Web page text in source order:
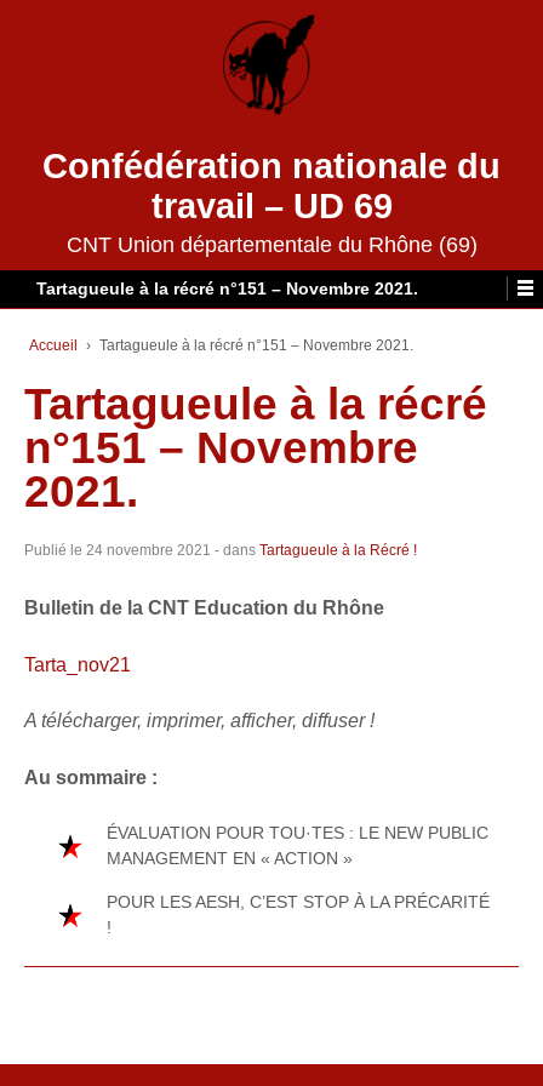
Confédération nationale du
travail – UD 69
CNT Union départementale du Rhône (69)
Tartagueule à la récré n°151 – Novembre 2021.
Accueil › Tartagueule à la récré n°151 – Novembre 2021.
Tartagueule à la récré
n°151 – Novembre
2021.
Publié le 24 novembre 2021 - dans Tartagueule à la Récré !
Bulletin de la CNT Education du Rhône
Tarta_nov21
A télécharger, imprimer, afficher, diffuser !
Au sommaire :
ÉVALUATION POUR TOU·TES : LE NEW PUBLIC
MANAGEMENT EN « ACTION »
POUR LES AESH, C’EST STOP À LA PRÉCARITÉ
!